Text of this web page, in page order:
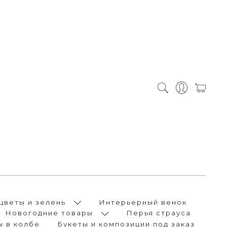
и зелень
Интерьерный венок
Новогодние товары
Перья страуса
в колбе
Букеты и композиции под заказ